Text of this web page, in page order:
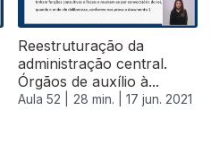
Reestruturação da
administração central.
Órgãos de auxílio à...
Aula 52 | 28 min. | 17 jun. 2021